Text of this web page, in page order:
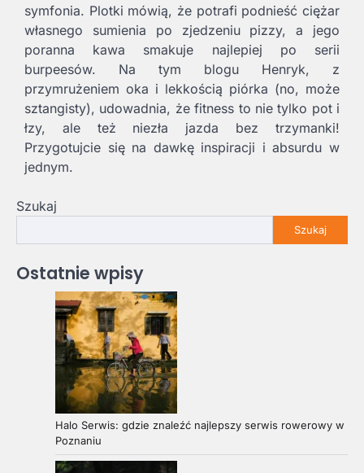
symfonia. Plotki mówią, że potrafi podnieść ciężar
własnego sumienia po zjedzeniu pizzy, a jego
poranna kawa smakuje najlepiej po serii
burpeesów. Na tym blogu Henryk, z
przymrużeniem oka i lekkością piórka (no, może
sztangisty), udowadnia, że fitness to nie tylko pot i
łzy, ale też niezła jazda bez trzymanki!
Przygotujcie się na dawkę inspiracji i absurdu w
jednym.
Szukaj
Szukaj
Ostatnie wpisy
Halo Serwis: gdzie znaleźć najlepszy serwis rowerowy w
Poznaniu